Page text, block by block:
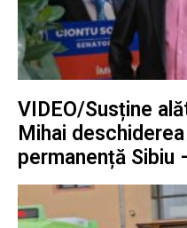
VIDEO/Susține
Mihai
permanență Sibiu